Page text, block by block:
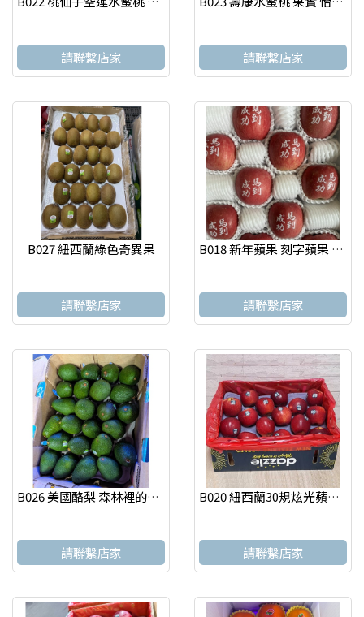
請聯繫店家 請聯繫店家
B027 紐西蘭綠色奇異果
請聯繫店家
B018 新年蘋果 刻字蘋果 年節水果 送禮自用皆宜禮盒
請聯繫店家
B026 美國酪梨 森林裡的奶油
請聯繫店家
B020 紐西蘭30規炫光蘋果 果實 怡選 台北水果店
請聯繫店家